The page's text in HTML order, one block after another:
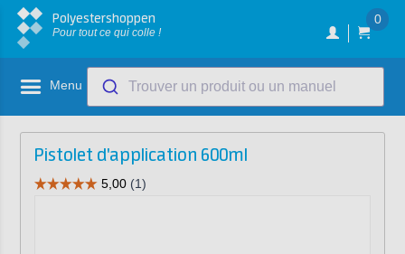
Polyestershoppen
Pour tout ce qui colle !
0
Menu Trouver un produit ou un manuel
Pistolet d'application 600ml